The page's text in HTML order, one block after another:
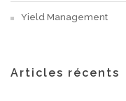
Yield Management
Articles récents